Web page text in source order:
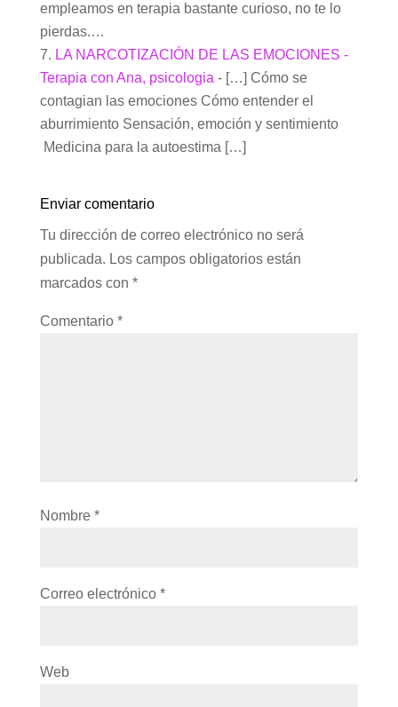
empleamos en terapia bastante curioso, no te lo
pierdas.…
LA NARCOTIZACIÓN DE LAS EMOCIONES -
Terapia con Ana, psicologia - […] Cómo se
contagian las emociones Cómo entender el
aburrimiento Sensación, emoción y sentimiento
Medicina para la autoestima […]
Enviar comentario
Tu dirección de correo electrónico no será
publicada. Los campos obligatorios están
marcados con *
Comentario *
Nombre *
Correo electrónico *
Web